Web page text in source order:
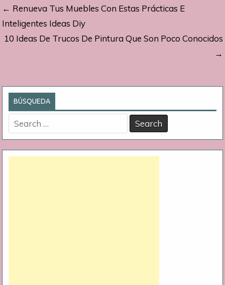
Navegación
de
entradas
← Renueva Tus Muebles Con Estas Prácticas E
Inteligentes Ideas Diy
10 Ideas De Trucos De Pintura Que Son Poco Conocidos
→
BÚSQUEDA
Search
for: